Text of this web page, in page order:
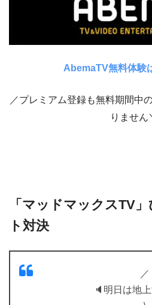
AbemaTV無料体験
／プレミアム登録も無料期間中
りません
「マッドマックスTV
ト対決
／
🔈明日は地上